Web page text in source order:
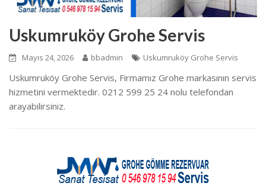
Uskumruköy Grohe Servis
Mayıs 24, 2026 bbadmin Uskumruköy Grohe Servis
Uskumruköy Grohe Servis, Firmamız Grohe markasının servis
hizmetini vermektedir. 0212 599 25 24 nolu telefondan
arayabilirsiniz.